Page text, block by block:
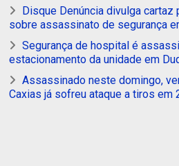
Disque Denúncia divulga
sobre assassinato de segurança
Segurança de hospital é
estacionamento da unidade em
Assassinado neste domingo,
Caxias já sofreu ataque a tiros em